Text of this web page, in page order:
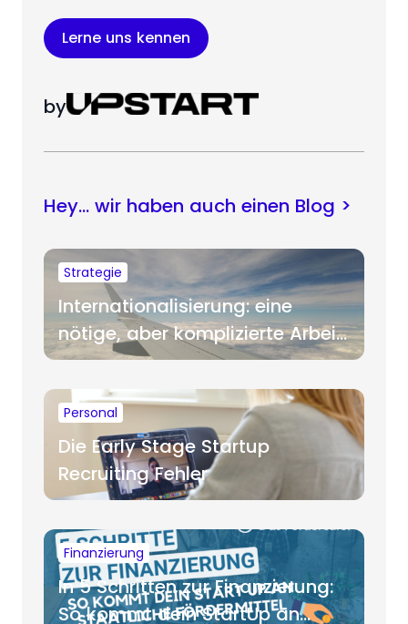
Lerne uns kennen
by
Hey… wir haben auch einen Blog >
Strategie
Internationalisierung: eine
nötige, aber komplizierte Arbeit
für Startups
Personal
Die Early Stage Startup
Recruiting Fehler
Finanzierung
In 5 Schritten zur Finanzierung:
So kommt dein StartUp an